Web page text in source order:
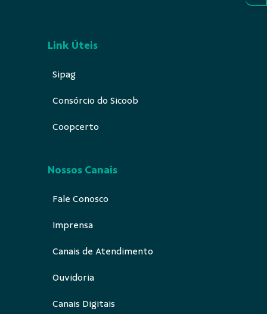
Link Úteis
Sipag
Consórcio do Sicoob
Coopcerto
Nossos Canais
Fale Conosco
Imprensa
Canais de Atendimento
Ouvidoria
Canais Digitais